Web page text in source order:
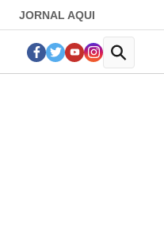
JORNAL AQUI